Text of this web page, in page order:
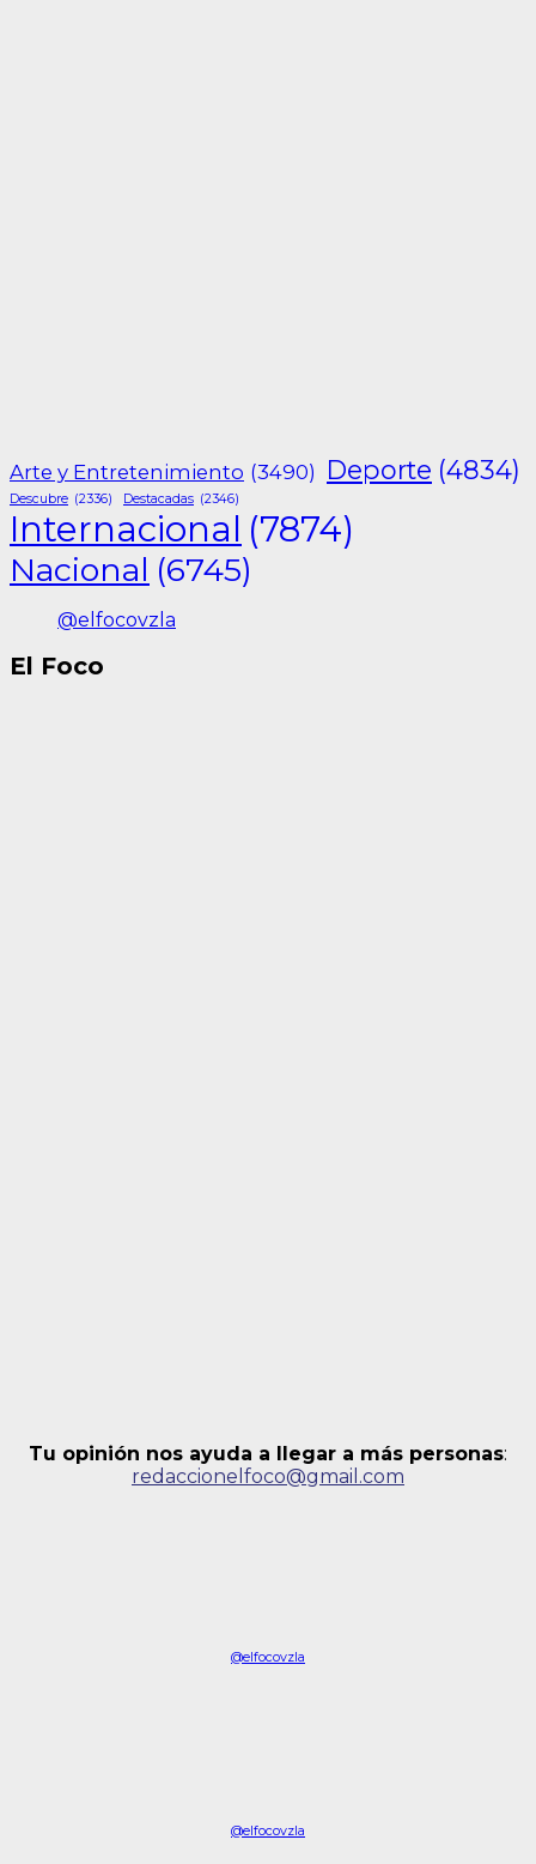
Arte y Entretenimiento (3490) Deporte (4834)
Descubre (2336) Destacadas (2346)
Internacional (7874)
Nacional (6745)
@elfocovzla
El Foco
Tu opinión nos ayuda a llegar a más personas:
redaccionelfoco@gmail.com
@elfocovzla
@elfocovzla